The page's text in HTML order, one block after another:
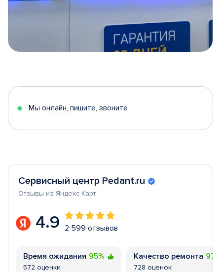
5
Мы онлайн, пишите, звоните
Сервисный центр Pedant.ru
Отзывы из Яндекс Карт
4.9 2 599 отзывов
Время ожидания 95%
572 оценки
Качество ремонта
728 оценок